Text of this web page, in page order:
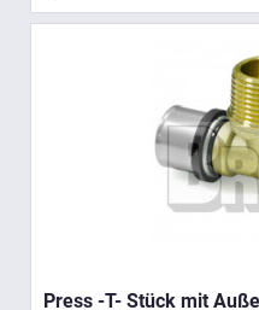
Press -T- Stück mit